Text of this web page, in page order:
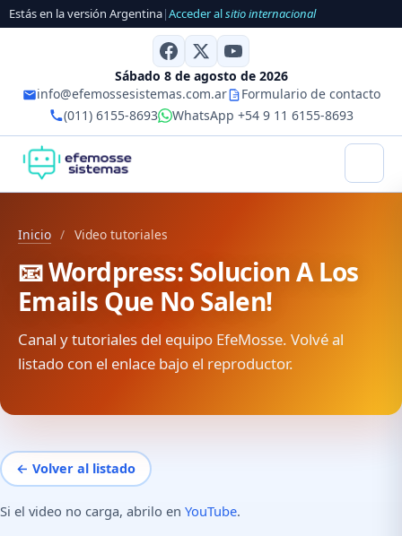
Estás en la versión Argentina|Acceder alsitio internacional
Sábado 8 de agosto de 2026
info@efemossesistemas.com.ar
Formulario de contacto
(011) 6155-8693
WhatsApp +54 9 11 6155-8693
Inicio / Video tutoriales
📧 Wordpress: Solucion A Los
Emails Que No Salen!
Canal y tutoriales del equipo EfeMosse. Volvé al
listado con el enlace bajo el reproductor.
← Volver al listado
Si el video no carga, abrilo en YouTube.